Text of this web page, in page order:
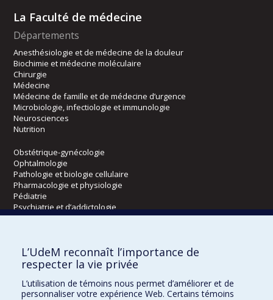
La Faculté de médecine
Départements
Anesthésiologie et de médecine de la douleur
Biochimie et médecine moléculaire
Chirurgie
Médecine
Médecine de famille et de médecine d’urgence
Microbiologie, infectiologie et immunologie
Neurosciences
Nutrition
Obstétrique-gynécologie
Ophtalmologie
Pathologie et biologie cellulaire
Pharmacologie et physiologie
Pédiatrie
Psychiatrie et d’addictologie
Radiologie, radio-oncologie et médecine nucléaire
Écoles
Orthophonie et audiologie
L’UdeM reconnaît l’importance de
respecter la vie privée
L’utilisation de témoins nous permet d’améliorer et de
personnaliser votre expérience Web. Certains témoins